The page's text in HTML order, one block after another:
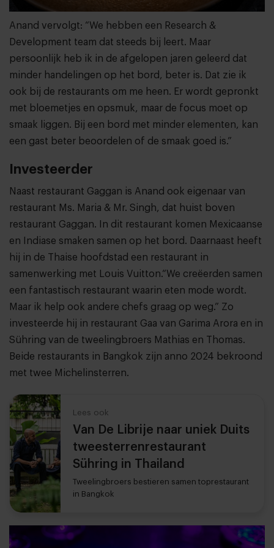
Anand vervolgt: “We hebben een Research &
Development team dat steeds bij leert. Maar
persoonlijk heb ik in de afgelopen jaren geleerd dat
minder handelingen op het bord, beter is. Dat zie ik
ook bij de restaurants om me heen. Er wordt gepronkt
met bloemetjes en opsmuk, maar de focus moet op
smaak liggen. Bij een bord met minder elementen, kan
een gast beter beoordelen of de smaak goed is.”
Investeerder
Naast restaurant Gaggan is Anand ook eigenaar van
restaurant Ms. Maria & Mr. Singh, dat huist boven
restaurant Gaggan. In dit restaurant komen Mexicaanse
en Indiase smaken samen op het bord. Daarnaast heeft
hij in de Thaise hoofdstad een restaurant in
samenwerking met Louis Vuitton.“We creëerden samen
een fantastisch restaurant waarin eten mode wordt.
Maar ik help ook andere chefs graag op weg.” Zo
investeerde hij in restaurant Gaa van Garima Arora en in
Sühring van de tweelingbroers Mathias en Thomas.
Beide restaurants in Bangkok zijn anno 2024 bekroond
met twee Michelinsterren.
Lees ook
Van De Librije naar uniek Duits
tweesterrenrestaurant
Sühring in Thailand
Tweelingbroers bestieren samen toprestaurant
in Bangkok